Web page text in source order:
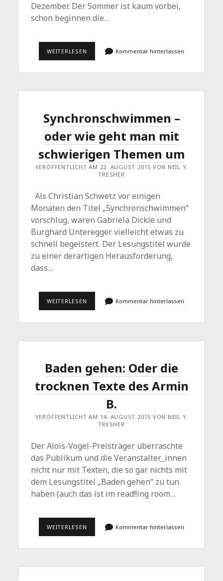
Dezember. Der Sommer ist kaum vorbei,
schon beginnen die…
WEITERLESEN
VORBEI
VOR
DER
TÜR
Kommentar hinterlassen
Synchronschwimmen –
oder wie geht man mit
schwierigen Themen um
VERÖFFENTLICHT AM 22. AUGUST 2015 VON NEIL Y.
TRESHER
Als Christian Schwetz vor einigen
Monaten den Titel „Synchronschwimmen“
vorschlug, waren Gabriela Dickie und
Burghard Unteregger vielleicht etwas zu
schnell begeistert. Der Lesungstitel wurde
zu einer derartigen Herausforderung,
dass…
WEITERLESEN SYNCHRONSCHWIMMEN
WIE
UM
Kommentar hinterlassen
Baden gehen: Oder die
trocknen Texte des Armin
B.
VERÖFFENTLICHT AM 14. AUGUST 2015 VON NEIL Y.
TRESHER
Der Alois-Vogel-Preisträger überraschte
das Publikum und die Veranstalter_innen
nicht nur mit Texten, die so gar nichts mit
dem Lesungstitel „Baden gehen“ zu tun
haben (auch das ist im read!!ing room…
WEITERLESEN BADEN
DIE
Kommentar hinterlassen